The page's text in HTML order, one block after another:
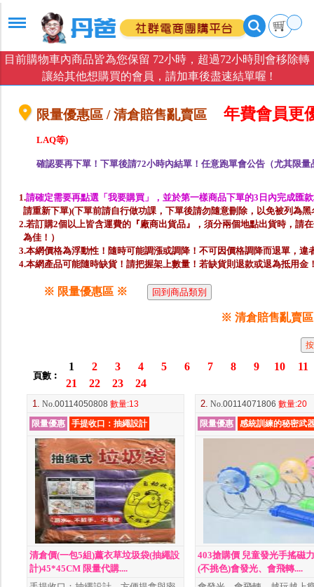
目前購物車內商品皆為您保留 72小時，超過72小時則會移除轉
讓給其他想購買的會員，請加車後盡速結單喔 !
限量優惠區 / 清倉賠售亂賣區 年費會員更
LAQ等)
確認要再下單！下單後請72小時內結單！任意跑單會公告（尤其限
1.請確定需要再點選「我要購買」，並於第一樣商品下單的3日內完成匯
請重新下單)(下單前請自行做功課，下單後請勿隨意刪除，以免被列為黑
2.若訂購2個以上皆含運費的『廠商出貨品』，須分兩個地點出貨時，請
為佳！）
3.本網價格為浮動性！隨時可能調漲或調降！不可因價格調降而退單，違
4.本網產品可能隨時缺貨！請把握架上數量！若缺貨則退款或退為抵用金
※ 限量優惠區 ※
※ 清倉賠售亂賣
頁數︰
1 2 3 4 5 6 7 8 9 10
11
21
22 23 24
1. No.00114050808 數量:13
限量優惠
手提收口：抽繩設計
清倉價(一包5組)薰衣草垃圾袋(抽繩設
計)45*45CM 限量代購....
2. No.00114071806 數量:20
限量優惠
感統訓練的秘密武
403搶購價 兒童發光手搖磁
(不挑色)會發光、會飛轉....